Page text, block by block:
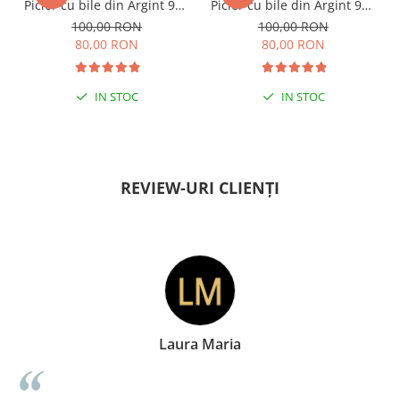
Picior cu bile din Argint 925
si margele Miyuki rosii
100,00 RON
80,00 RON
IN STOC
Picior cu bile din Argint 925
si margele Miyuki verzi
100,00 RON
80,00 RON
IN STOC
REVIEW-URI CLIENȚI